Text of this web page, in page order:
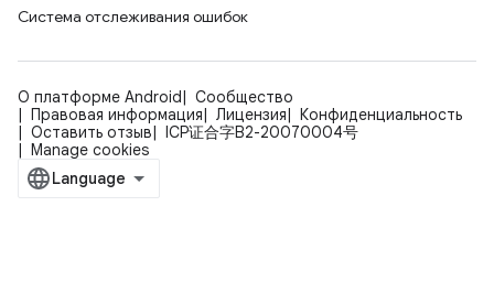
Система отслеживания ошибок
О платформе Android
Сообщество
Правовая информация
Лицензия
Конфиденциальность
Оставить отзыв
ICP证合字B2-20070004号
Manage cookies